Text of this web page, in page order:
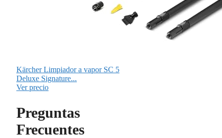
Kärcher Limpiador a vapor SC 5
Deluxe Signature...
Ver precio
Preguntas
Frecuentes